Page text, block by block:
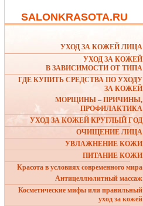
SALONKRASOTA.RU
УХОД ЗА КОЖЕЙ ЛИЦА
УХОД ЗА КОЖЕЙ
В ЗАВИСИМОСТИ ОТ ТИПА
ГДЕ КУПИТЬ СРЕДСТВА ПО УХОДУ
ЗА КОЖЕЙ
МОРЩИНЫ – ПРИЧИНЫ,
ПРОФИЛАКТИКА
УХОД ЗА КОЖЕЙ КРУГЛЫЙ ГОД
ОЧИЩЕНИЕ ЛИЦА
УВЛАЖНЕНИЕ КОЖИ
ПИТАНИЕ КОЖИ
Красота в условиях современного мира
Антицеллюлитный массаж
Косметические мифы или правильный
уход за кожей